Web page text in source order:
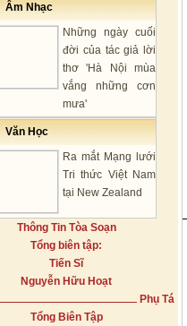
Âm Nhạc
Những ngày cuối
đời của tác giả lời
thơ 'Hà Nội mùa
vắng những cơn
mưa'
Văn Học
Ra mắt Mạng lưới
Tri thức Việt Nam
tại New Zealand
Thông Tin Tòa Soạn
Tổng biên tập:
Tiến Sĩ
Nguyễn Hữu Hoạt
Phụ Tá
Tổng Biên Tập